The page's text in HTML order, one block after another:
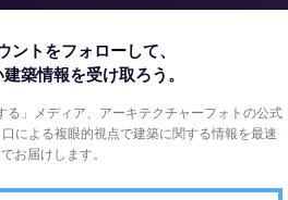
ントをフォローして、
築情報を受け取ろう。
る」メディア、アーキテクチャーフォトの公式
による複眼的視点で建築に関する情報を最速
でお届けします。